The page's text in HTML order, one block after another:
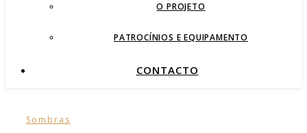
O PROJETO
PATROCÍNIOS E EQUIPAMENTO
CONTACTO
Sombras